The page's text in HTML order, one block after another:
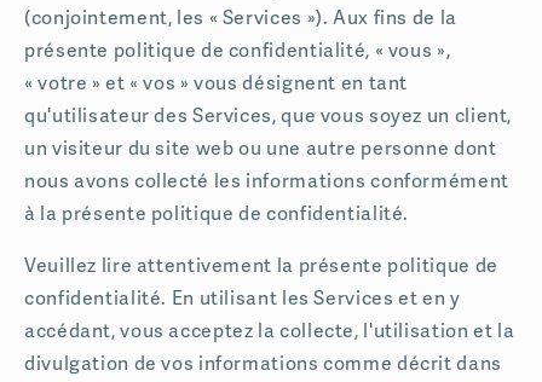
(conjointement, les « Services »). Aux fins de la
présente politique de confidentialité, « vous »,
« votre » et « vos » vous désignent en tant
qu'utilisateur des Services, que vous soyez un client,
un visiteur du site web ou une autre personne dont
nous avons collecté les informations conformément
à la présente politique de confidentialité.
Veuillez lire attentivement la présente politique de
confidentialité. En utilisant les Services et en y
accédant, vous acceptez la collecte, l'utilisation et la
divulgation de vos informations comme décrit dans